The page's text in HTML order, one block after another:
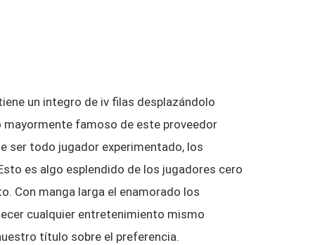
un integro de iv filas desplazándolo
famoso de este proveedor
ser todo jugador experimentado, los
es algo esplendido de los jugadores cero
Con manga larga el enamorado los
cualquier entretenimiento mismo
título sobre el preferencia.